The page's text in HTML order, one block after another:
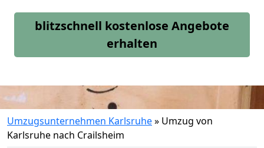
blitzschnell kostenlose Angebote
erhalten
Umzugsunternehmen Karlsruhe» Umzug von
Karlsruhe nach Crailsheim